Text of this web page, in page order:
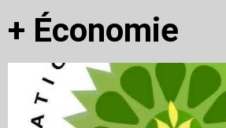
+ Économie